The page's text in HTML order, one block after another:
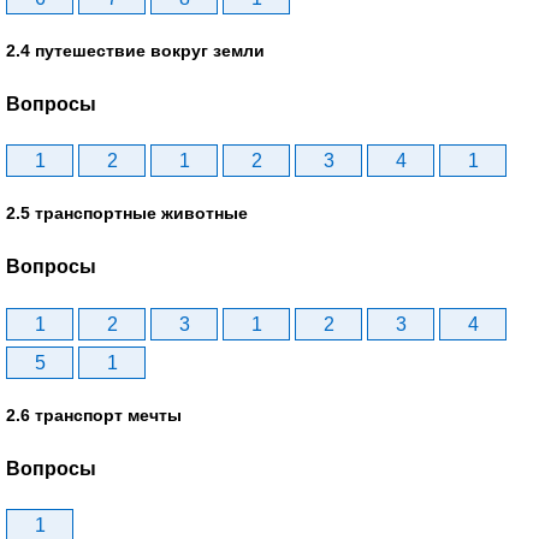
2.4 путешествие вокруг земли
Вопросы
1 2 1 2 3 4 1
2.5 транспортные животные
Вопросы
1 2 3 1 2 3
4
5
1
2.6 транспорт мечты
Вопросы
1